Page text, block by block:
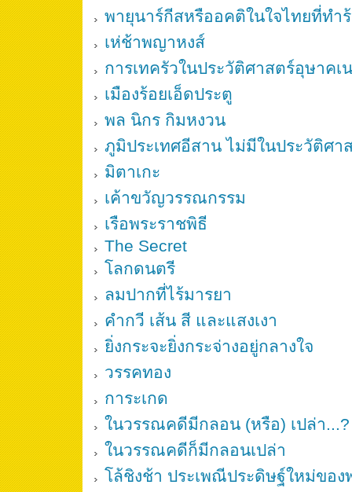
พายุนาร์กีสหรืออคติในใจไทยที่ทำ
เห่ช้าพญาหงส์
การเทครัวในประวัติศาสตร์อุษาคเ
เมืองร้อยเอ็ดประตู
พล นิกร กิมหงวน
ภูมิประเทศอีสาน ไม่มีในประวัติศา
มิตาเกะ
เค้าขวัญวรรณกรรม
เรือพระราชพิธี
The Secret
โลกดนตรี
ลมปากที่ไร้มารยา
คำกวี เส้น สี และแสงเงา
ยิ่งกระจะยิ่งกระจ่างอยู่กลางใจ
วรรคทอง
การะเกด
ในวรรณคดีมีกลอน (หรือ) เปล่า...?
ในวรรณคดีก็มีกลอนเปล่า
โล้ชิงช้า ประเพณีประดิษฐ์ใหม่ขอ